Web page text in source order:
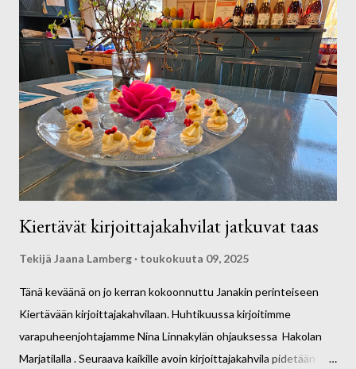
Kiertävät kirjoittajakahvilat jatkuvat taas
Tekijä Jaana Lamberg toukokuuta 09, 2025
Tänä keväänä on jo kerran kokoonnuttu Janakin perinteiseen
Kiertävään kirjoittajakahvilaan. Huhtikuussa kirjoitimme
varapuheenjohtajamme Nina Linnakylän ohjauksessa Hakolan
Marjatilalla . Seuraava kaikille avoin kirjoittajakahvila pidetään